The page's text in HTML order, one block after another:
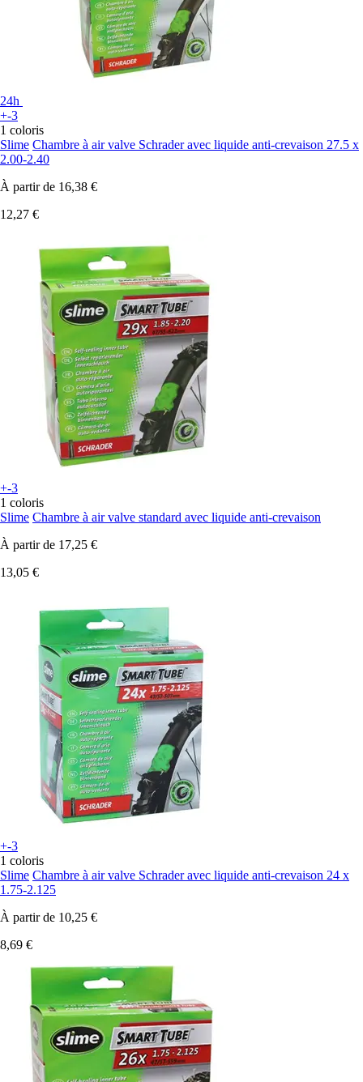
24h
+-3
1 coloris
Slime Chambre à air valve Schrader avec liquide anti-crevaison 27.5 x
2.00-2.40
À partir de 16,38 €
12,27 €
+-3
1 coloris
Slime Chambre à air valve standard avec liquide anti-crevaison
À partir de 17,25 €
13,05 €
+-3
1 coloris
Slime Chambre à air valve Schrader avec liquide anti-crevaison 24 x
1.75-2.125
À partir de 10,25 €
8,69 €